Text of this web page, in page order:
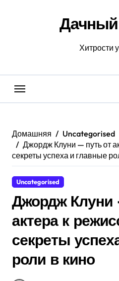
Хитрости
Домашняя
Uncategorised
Джордж Клуни — путь от
секреты успеха и главные
Uncategorised
Джордж Клуни
актера к
секреты
роли в кино